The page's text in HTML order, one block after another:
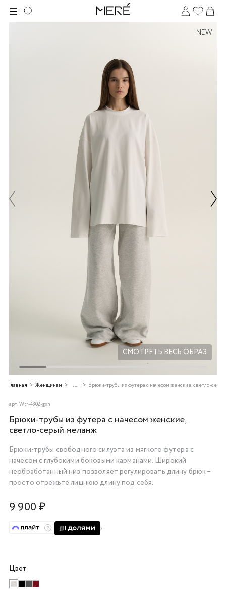
NEW
СМОТРЕТЬ ВЕСЬ ОБРАЗ
Главная Женщинам ... Брюки-трубы из футера с начесом женские, светло-
арт.Wtr-4302-gxn
Брюки-трубы из футера с начесом женские,
светло-серый меланж
Брюки-трубы свободного силуэта из мягкого футера с
начесом с глубокими боковыми карманами. Широкий
необработанный низ позволяет регулировать длину брюк –
просто отрежьте лишнюю длину под себя.
9 900 ₽
Цвет
на части
без переплат
График платежей
Добавляйте товары
Оплачивайте сегодня только
% картой любого банка
Получайте товар
выбранный способом
Оставшиеся75% будут
списыватьсяс вашей карты
по25
Подробнее
об оплате Плайтом
8 800 302-02-51